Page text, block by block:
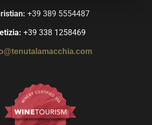
+39 389 5554487
+39 338 1258469